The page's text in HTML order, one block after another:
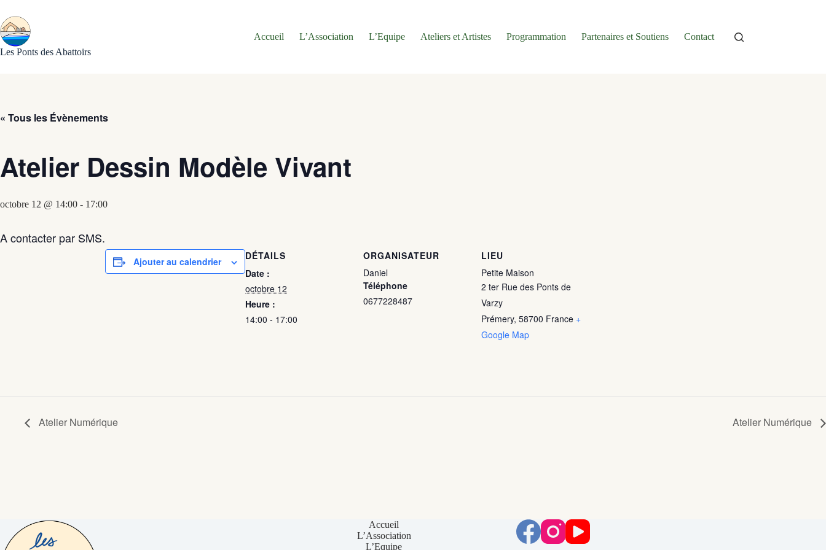
au
contenu
Les Ponts des Abattoirs
Accueil L’Association L’Equipe Ateliers et Artistes Programmation Partenaires et Soutiens Contact
« Tous les Évènements
Atelier Dessin Modèle Vivant
octobre 12 @ 14:00 - 17:00
A contacter par SMS.
Ajouter au calendrier
DÉTAILS
Date :
octobre 12
Heure :
14:00 - 17:00
ORGANISATEUR
Daniel
Téléphone
0677228487
LIEU
Petite Maison
2 ter Rue des Ponts de
Varzy
Prémery, 58700 France +
Google Map
Atelier Numérique Atelier Numérique
Accueil
L’Association
L’Equipe